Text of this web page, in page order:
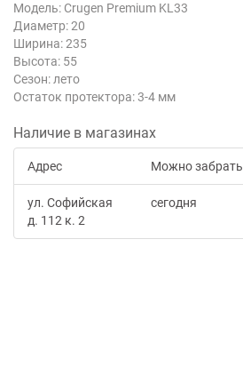
Модель: Crugen Premium KL33
Диаметр: 20
Ширина: 235
Высота: 55
Сезон: лето
Остаток протектора: 3-4 мм
Наличие в магазинах
Адрес Можно забрать
ул. Софийская
д. 112 к. 2
сегодня